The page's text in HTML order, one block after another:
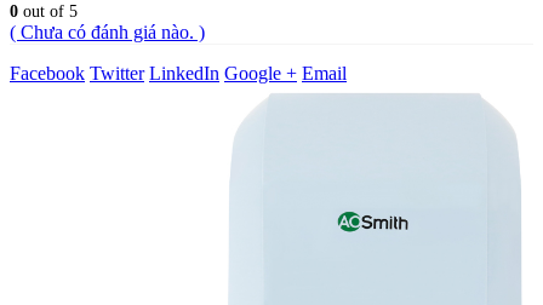
0 out of 5
( Chưa có đánh giá nào. )
Facebook Twitter LinkedIn Google + Email